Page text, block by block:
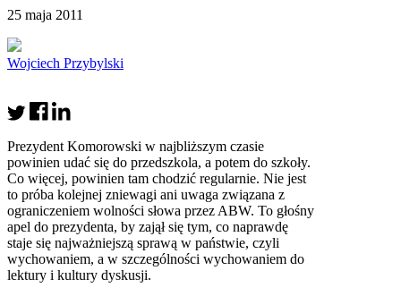
25 maja 2011
Wojciech Przybylski
Prezydent Komorowski w najbliższym czasie
powinien udać się do przedszkola, a potem do szkoły.
Co więcej, powinien tam chodzić regularnie. Nie jest
to próba kolejnej zniewagi ani uwaga związana z
ograniczeniem wolności słowa przez ABW. To głośny
apel do prezydenta, by zajął się tym, co naprawdę
staje się najważniejszą sprawą w państwie, czyli
wychowaniem, a w szczególności wychowaniem do
lektury i kultury dyskusji.